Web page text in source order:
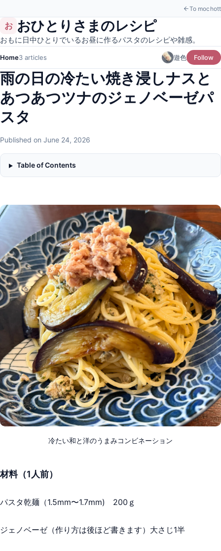
To mochott
お おひとりさまのレシピ
おもに日中ひとりでいるお昼に作るパスタのレシピや雑感。
Home3 articles 遊色 Follow
雨の日の冷たい焼き浸しナスと
あつあつツナのジェノベーゼパ
スタ
Published on June 24, 2026
Table of Contents
冷たい和と洋のうまみコンビネーション
材料（1人前）
パスタ乾麺（1.5mm〜1.7mm) 200ｇ
ジェノベーゼ（作り方は後ほど書きます）大さじ1半